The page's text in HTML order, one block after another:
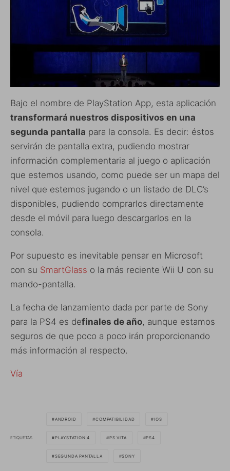
Bajo el nombre de PlayStation App, esta aplicación
transformará nuestros dispositivos en una
segunda pantalla para la consola. Es decir: éstos
servirán de pantalla extra, pudiendo mostrar
información complementaria al juego o aplicación
que estemos usando, como puede ser un mapa del
nivel que estemos jugando o un listado de DLC’s
disponibles, pudiendo comprarlos directamente
desde el móvil para luego descargarlos en la
consola.
Por supuesto es inevitable pensar en Microsoft
con su SmartGlass o la más reciente Wii U con su
mando-pantalla.
La fecha de lanzamiento dada por parte de Sony
para la PS4 es definales de año, aunque estamos
seguros de que poco a poco irán proporcionando
más información al respecto.
Vía
ETIQUETAS
ANDROID COMPATIBILIDAD IOS
PLAYSTATION 4 PS VITA PS4
SEGUNDA PANTALLA SONY